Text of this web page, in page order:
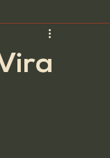
revitalização